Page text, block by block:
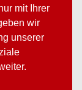
mit Ihrer
wir
unserer